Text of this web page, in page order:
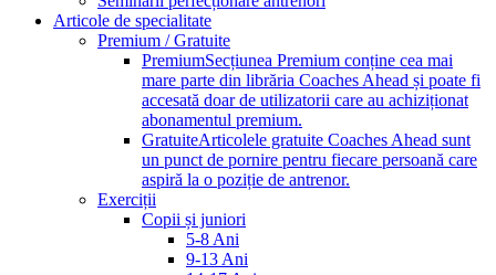
Articole de specialitate
Premium / Gratuite
PremiumSecțiunea Premium conține cea mai
mare parte din librăria Coaches Ahead și poate fi
accesată doar de utilizatorii care au achiziționat
abonamentul premium.
GratuiteArticolele gratuite Coaches Ahead sunt
un punct de pornire pentru fiecare persoană care
aspiră la o poziție de antrenor.
Exerciții
Copii și juniori
5-8 Ani
9-13 Ani